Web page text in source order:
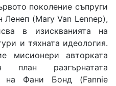
поколение съпруги
(Mary Van Lennep),
в изискванията на
и тяхната идеология.
мисионери авторката
разгърнатата
на Фани Бонд (Fannie